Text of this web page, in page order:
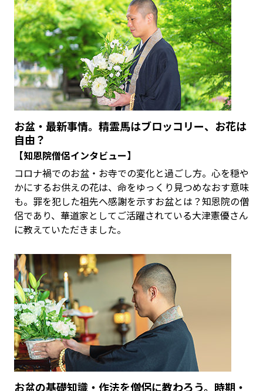
お盆・最新事情。精霊馬はブロッコリー、お花は
自由？
【知恩院僧侶インタビュー】
コロナ禍でのお盆・お寺での変化と過ごし方。心を穏や
かにするお供えの花は、命をゆっくり見つめなおす意味
も。罪を犯した祖先へ感謝を示すお盆とは？知恩院の僧
侶であり、華道家としてご活躍されている大津憲優さん
に教えていただきました。
お盆の基礎知識・作法を僧侶に教わろう。時期・